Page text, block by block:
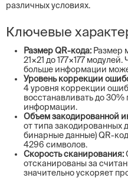
различных условиях.
Ключевые
Размер QR-кода: Размер
21×21 до 177×177
больше информации
Уровень коррекции
4 уровня коррекции
восстанавливать до
информации.
Объем закодированной
от типа закодированных
бинарные данные) QR-
4296 символов.
Скорость сканирования:
отсканированы за
значительно ускоряет